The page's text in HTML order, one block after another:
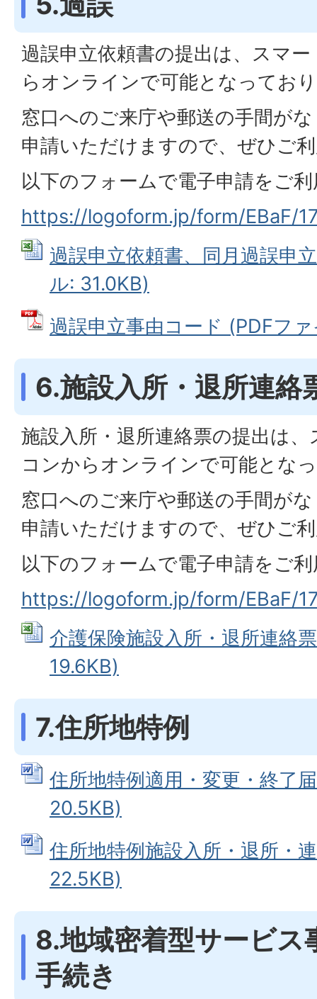
過誤申立依頼書の提出は、スマ
らオンラインで可能となってお
窓口へのご来庁や郵送の手間が
申請いただけますので、ぜひご
以下のフォームで電子申請をご
https://logoform.jp/form/EBaF/
過誤申立依頼書、同月過誤申
ル: 31.0KB)
過誤申立事由コード (PDFフ
6.施設入所・退所連絡
施設入所・退所連絡票の提出は
コンからオンラインで可能とな
窓口へのご来庁や郵送の手間が
申請いただけますので、ぜひご
以下のフォームで電子申請をご
https://logoform.jp/form/EBaF/
介護保険施設入所・退所連絡
19.6KB)
7.住所地特例
住所地特例適用・変更・終了
20.5KB)
住所地特例施設入所・退所・
22.5KB)
8.地域密着型サービス
手続き